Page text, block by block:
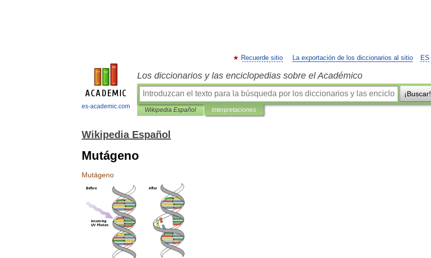
es-academic.com
ES
Recuerde sitio La exportación de los diccionarios al sitio
Los diccionarios y las enciclopedias sobre el Académico
¡Buscar!
Wikipedia Español interpretaciones
Wikipedia Español
Mutágeno
Mutágeno